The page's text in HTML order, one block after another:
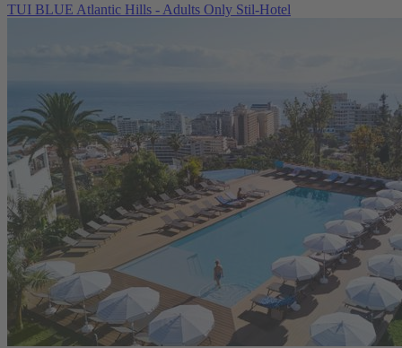
TUI BLUE Atlantic Hills - Adults Only Stil-Hotel